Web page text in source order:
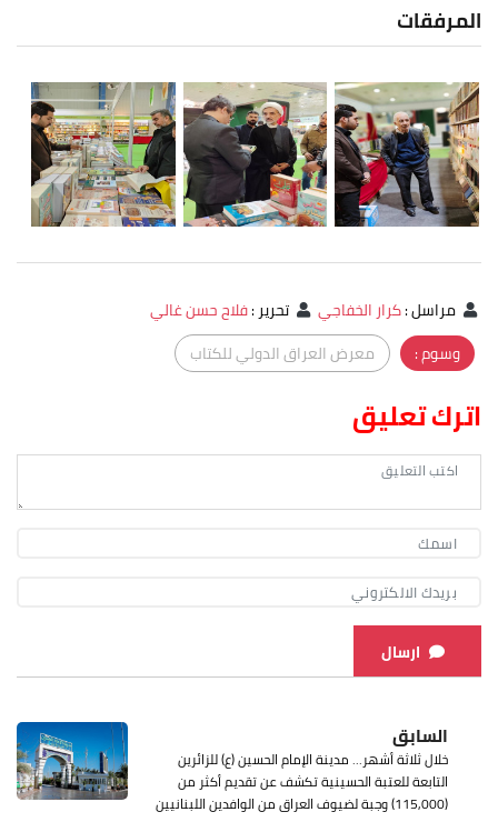
المرفقات
مراسل:كرار الخفاجي تحرير:فلاح حسن غالي
وسوم :
معرض العراق الدولي للكتاب
اترك تعليق
ارسال
السابق
خلال ثلاثة أشهر... مدينة الإمام الحسين (ع) للزائرين
التابعة للعتبة الحسينية تكشف عن تقديم أكثر من
(115,000) وجبة لضيوف العراق من الوافدين اللبنانيين